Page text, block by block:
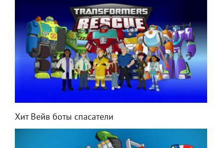
Хит Вейв боты спасатели